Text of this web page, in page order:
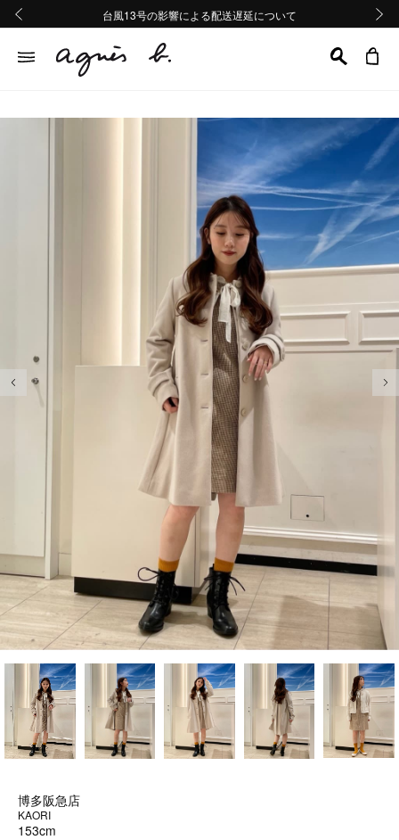
熊本地域地震の影響による配送遅延について
Summer Sale 2buy10%OFF!!
台風13号の影響による配送遅延について
熊本地域地震の影響による配送遅延について
Summer Sale 2buy10%OFF!!
前の画像
博多阪急店
KAORI
153cm